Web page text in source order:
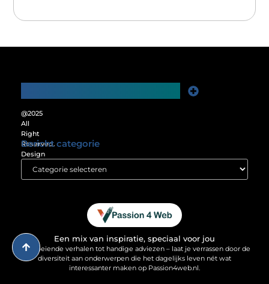
@2025
All
Right
Reserved.
Design
www.passion4web.nl.
Bericht categorie
Een mix van inspiratie, speciaal voor jou
Van boeiende verhalen tot handige adviezen – laat je verrassen door de
diversiteit aan onderwerpen die het dagelijks leven nét wat
interessanter maken op Passion4web.nl.